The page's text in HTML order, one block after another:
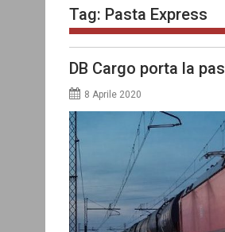
Tag: Pasta Express
DB Cargo porta la
8 Aprile 2020